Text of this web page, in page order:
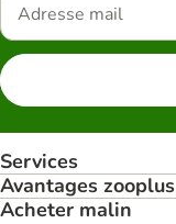
Services
Avantages zooplus
Acheter malin